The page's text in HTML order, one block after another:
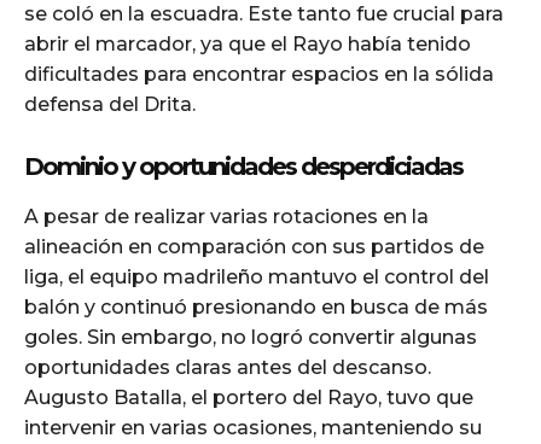
se coló en la escuadra. Este tanto fue crucial para
abrir el marcador, ya que el Rayo había tenido
dificultades para encontrar espacios en la sólida
defensa del Drita.
Dominio y oportunidades desperdiciadas
A pesar de realizar varias rotaciones en la
alineación en comparación con sus partidos de
liga, el equipo madrileño mantuvo el control del
balón y continuó presionando en busca de más
goles. Sin embargo, no logró convertir algunas
oportunidades claras antes del descanso.
Augusto Batalla, el portero del Rayo, tuvo que
intervenir en varias ocasiones, manteniendo su